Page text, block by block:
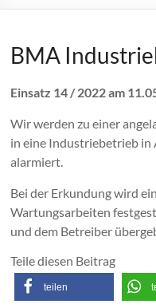
BMA
Einsatz 14 / 2022 am
Wir werden zu einer
in eine Industriebetrieb
alarmiert.
Bei der Erkundung wird
Wartungsarbeiten
und dem Betreiber
Teile diesen Beitrag
teilen